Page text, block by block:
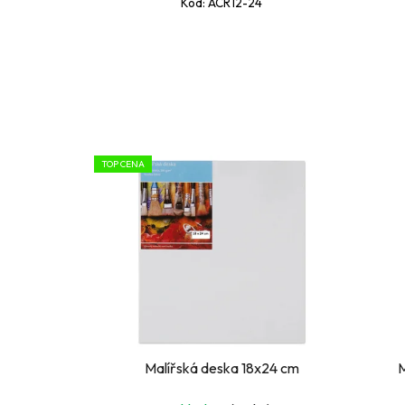
Kód:ACR12-24
TOP CENA
Malířská deska 18x24 cm